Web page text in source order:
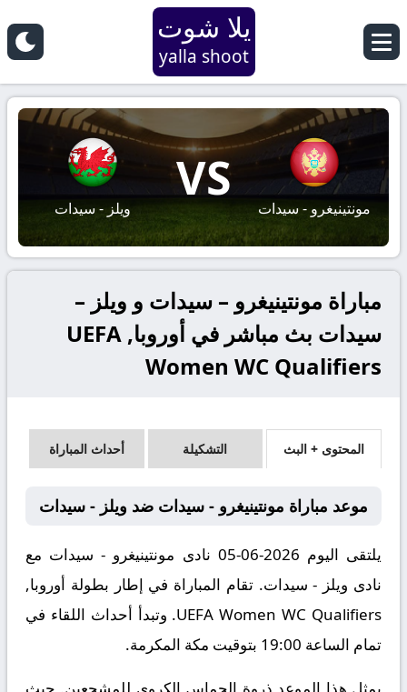
يلا شوت
yalla shoot
مونتينيغرو - سيدات
VS
ويلز - سيدات
مباراة مونتينيغرو – سيدات و ويلز –
سيدات بث مباشر في أوروبا, UEFA
Women WC Qualifiers
المحتوى + البث التشكيلة أحداث المباراة
موعد مباراة مونتينيغرو - سيدات ضد ويلز - سيدات
يلتقى اليوم 2026-06-05 نادى مونتينيغرو - سيدات مع
نادى ويلز - سيدات. تقام المباراة في إطار بطولة أوروبا,
UEFA Women WC Qualifiers. وتبدأ أحداث اللقاء في
تمام الساعة 19:00 بتوقيت مكة المكرمة.